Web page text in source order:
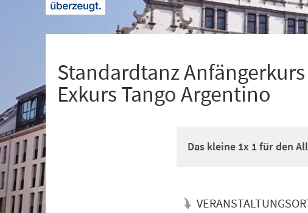
Standardtanz
Exkurs Tango Argentino
Das kleine 1x 1 für den